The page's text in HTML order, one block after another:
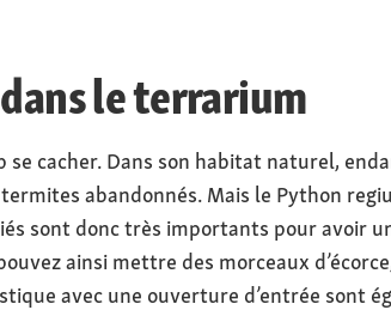
le terrarium
se cacher. Dans son habitat naturel,
abandonnés. Mais le Python
sont donc très importants pour avoir
ainsi mettre des morceaux
avec une ouverture d’entrée sont